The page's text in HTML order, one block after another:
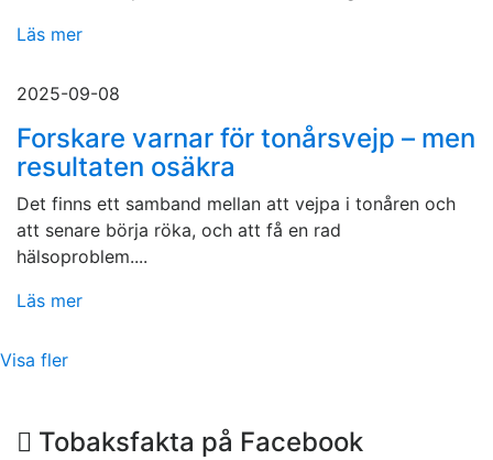
Läs mer
2025-09-08
Forskare varnar för tonårsvejp – men
resultaten osäkra
Det finns ett samband mellan att vejpa i tonåren och
att senare börja röka, och att få en rad
hälsoproblem....
Läs mer
Visa fler
Tobaksfakta på Facebook